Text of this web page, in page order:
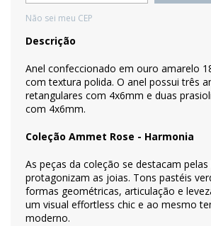
Entregas para o CEP:
Não sei meu CEP
Descrição
Anel confeccionado em ouro amarelo
com textura polida. O anel possui três
retangulares com 4x6mm e duas
com 4x6mm.
Coleção Ammet Rose - Harmonia
As peças da coleção se destacam
protagonizam as joias. Tons pastéis
formas geométricas, articulação e
um visual effortless chic e ao mesmo
moderno.